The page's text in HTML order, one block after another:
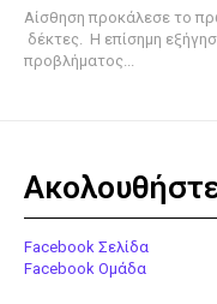
Αίσθηση προκάλεσε το
δέκτες. Η επίσημη
προβλήματος...
Facebook Σελίδα
Facebook Ομάδα